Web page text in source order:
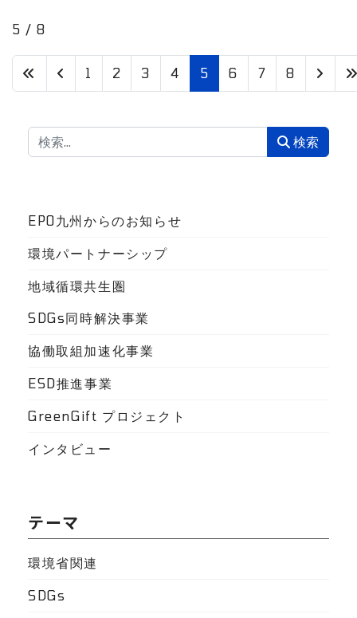
5 / 8
1 2 3 4 5 6 7 8
検索 検索
EPO九州からのお知らせ
環境パートナーシップ
地域循環共生圏
SDGs同時解決事業
協働取組加速化事業
ESD推進事業
GreenGift プロジェクト
インタビュー
テーマ
環境省関連
SDGs